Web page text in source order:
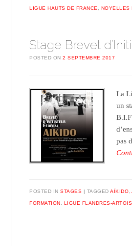
LIGUE HAUTS DE FRANCE NOYELLES
Stage Brevet
POSTED ON2 SEPTEMBRE 2017
La
un
pas
POSTED INSTAGES TAGGEDAÏKIDO ,
FORMATION LIGUE FLANDRES-ARTOIS